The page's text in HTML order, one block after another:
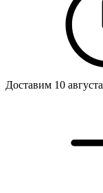
Доставим 10 августа